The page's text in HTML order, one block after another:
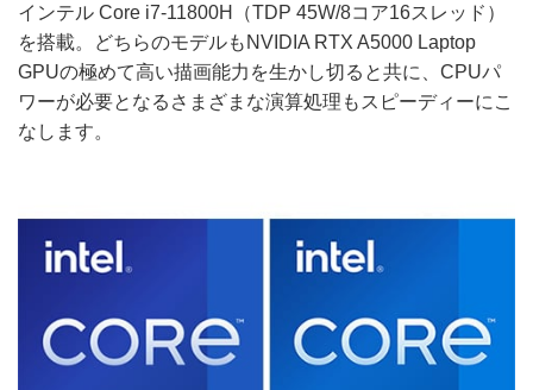
インテル Core i7-11800H（TDP 45W/8コア16スレッド）
を搭載。どちらのモデルもNVIDIA RTX A5000 Laptop
GPUの極めて高い描画能力を生かし切ると共に、CPUパ
ワーが必要となるさまざまな演算処理もスピーディーにこ
なします。